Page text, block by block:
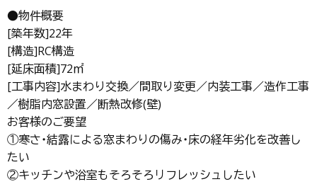
●物件概要
[築年数]22年
[構造]RC構造
[延床面積]72㎡
[工事内容]水まわり交換／間取り変更／内装工事／造作工事
／樹脂内窓設置／断熱改修(壁)
お客様のご要望
①寒さ・結露による窓まわりの傷み・床の経年劣化を改善し
たい
②キッチンや浴室もそろそろリフレッシュしたい